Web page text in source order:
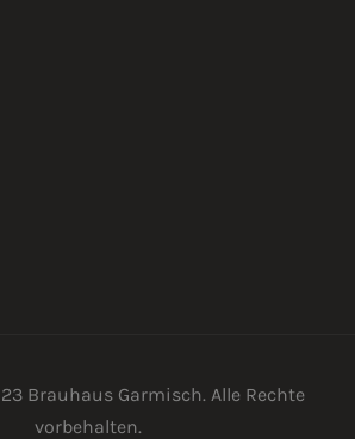
Brauhaus Garmisch. Alle Rechte
vorbehalten.